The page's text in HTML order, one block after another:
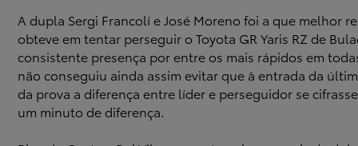
A dupla Sergi Francolí e José Moreno foi a que melhor
obteve em tentar perseguir o Toyota GR Yaris RZ de
consistente presença por entre os mais rápidos em
não conseguiu ainda assim evitar que à entrada da
da prova a diferença entre líder e perseguidor se
um minuto de diferença.